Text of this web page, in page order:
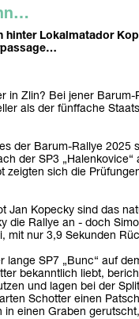
hinter Lokalmatador
in Zlin? Bei jener Barum-
als der fünffache
der Barum-Rallye 2025
der SP3 „Halenkovice“
zeigten sich die
Jan Kopecky sind das
die Rallye an - doch
mit nur 3,9 Sekunden
SP7 „Bunc“ auf
bekanntlich liebt,
und lagen bei der
Schotter einen
einen Graben